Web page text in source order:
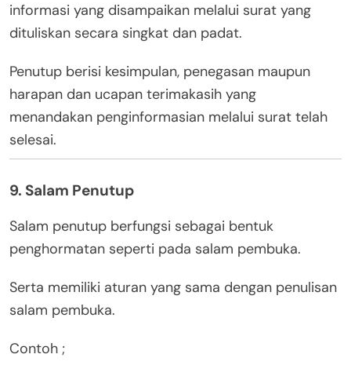
informasi yang disampaikan melalui surat yang
dituliskan secara singkat dan padat.
Penutup berisi kesimpulan, penegasan maupun
harapan dan ucapan terimakasih yang
menandakan penginformasian melalui surat telah
selesai.
9. Salam Penutup
Salam penutup berfungsi sebagai bentuk
penghormatan seperti pada salam pembuka.
Serta memiliki aturan yang sama dengan penulisan
salam pembuka.
Contoh ;